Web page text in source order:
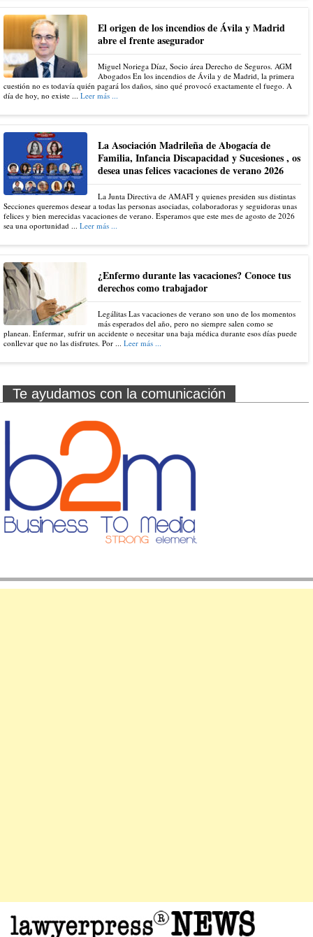
El origen de los incendios de Ávila y Madrid
abre el frente asegurador
Miguel Noriega Díaz, Socio área Derecho de Seguros. AGM
Abogados En los incendios de Ávila y de Madrid, la primera
cuestión no es todavía quién pagará los daños, sino qué provocó exactamente el fuego. A
día de hoy, no existe ... Leer más ...
La Asociación Madrileña de Abogacía de
Familia, Infancia Discapacidad y Sucesiones , os
desea unas felices vacaciones de verano 2026
La Junta Directiva de AMAFI y quienes presiden sus distintas
Secciones queremos desear a todas las personas asociadas, colaboradoras y seguidoras unas
felices y bien merecidas vacaciones de verano. Esperamos que este mes de agosto de 2026
sea una oportunidad ... Leer más ...
¿Enfermo durante las vacaciones? Conoce tus
derechos como trabajador
Legálitas Las vacaciones de verano son uno de los momentos
más esperados del año, pero no siempre salen como se
planean. Enfermar, sufrir un accidente o necesitar una baja médica durante esos días puede
conllevar que no las disfrutes. Por ... Leer más ...
Te ayudamos con la comunicación